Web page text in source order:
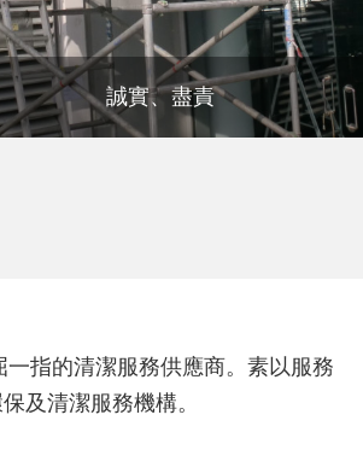
誠實、盡責
指的清潔服務供應商。素以服務
及清潔服務機構。